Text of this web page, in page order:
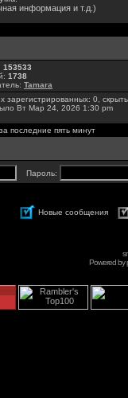
информация и т.д.)
153533
1738
Tamara
зарегистрированных: 0,
Вт Мар 24, 2026 1:30 pm
последние пять минут
Пароль:
Новые сообщения
Powered by